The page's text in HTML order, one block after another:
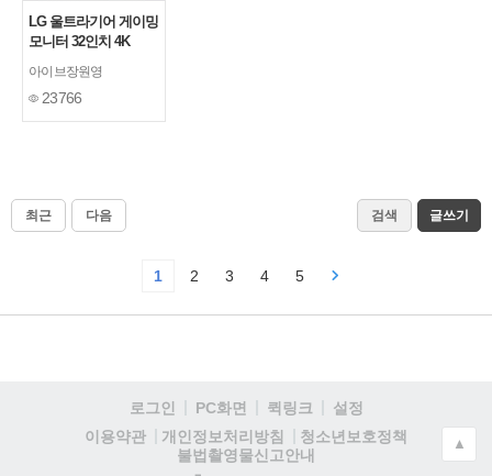
LG 울트라기어 게이밍
모니터 32인치 4K
매
[1]
아이브장원영
23766
최근 다음 검색 글쓰기
1 2 3 4 5
로그인 PC화면 퀵링크
설정
이용약관
개인정보처리방침
청소년보호정책
불법촬영물신고안내
▲